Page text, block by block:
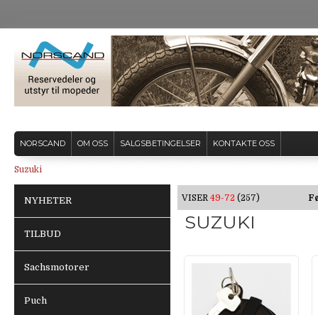
NORSCAND OM OSS SALGSBETINGELSER KONTAKTE OSS
Suzuki
NYHETER
TILBUD
Sachsmotorer
Puch
VISER 49-72 (257)
SUZUKI